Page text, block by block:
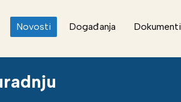
Novosti Događanja Dokumenti